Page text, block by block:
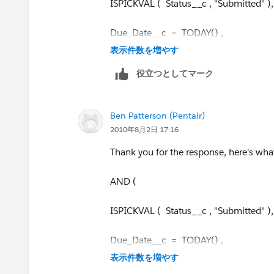
ISPICKVAL ( Status__c , "Submitted" ),
Due_Date__c = TODAY() ,
表示件数を増やす
役立つとしてマーク
Ben Patterson (Pentair)
2010年8月2日 17:16
Thank you for the response, here's
AND (
ISPICKVAL ( Status__c , "Submitted" ),
Due_Date__c = TODAY() ,
表示件数を増やす